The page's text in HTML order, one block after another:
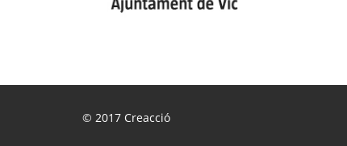
© 2017 Creacció